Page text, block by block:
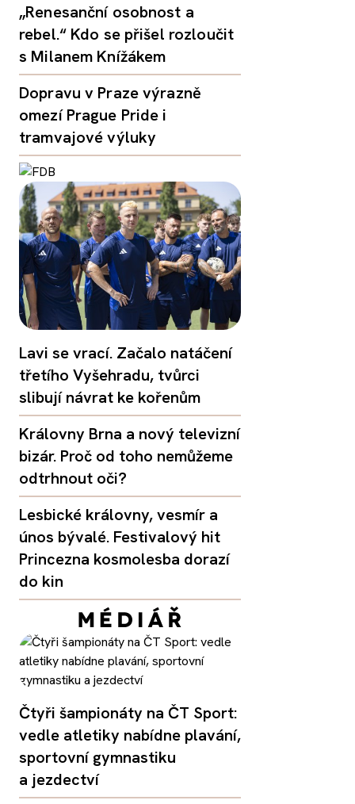
„Renesanční osobnost a
rebel.“ Kdo se přišel rozloučit
s Milanem Knížákem
Dopravu v Praze výrazně
omezí Prague Pride i
tramvajové výluky
Lavi se vrací. Začalo natáčení
třetího Vyšehradu, tvůrci
slibují návrat ke kořenům
Královny Brna a nový televizní
bizár. Proč od toho nemůžeme
odtrhnout oči?
Lesbické královny, vesmír a
únos bývalé. Festivalový hit
Princezna kosmolesba dorazí
do kin
Čtyři šampionáty na ČT Sport:
vedle atletiky nabídne plavání,
sportovní gymnastiku
a jezdectví